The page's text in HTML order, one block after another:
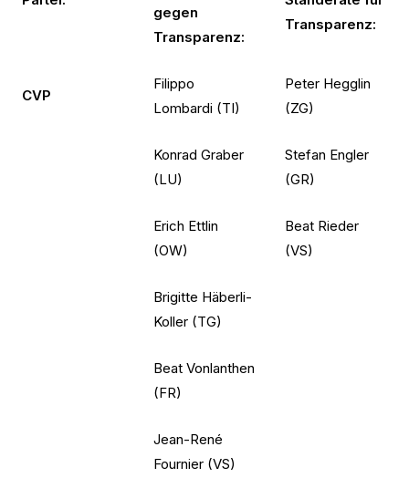
gegen
Transparenz:
Transparenz:
CVP
Filippo
Lombardi (TI)
Peter Hegglin
(ZG)
Konrad Graber
(LU)
Stefan Engler
(GR)
Erich Ettlin
(OW)
Beat Rieder
(VS)
Brigitte Häberli-
Koller (TG)
Beat Vonlanthen
(FR)
Jean-René
Fournier (VS)